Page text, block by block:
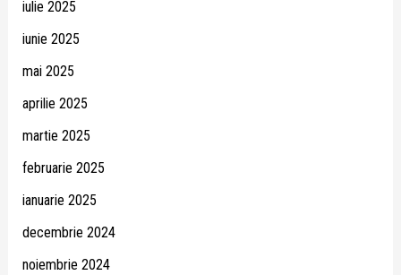
iulie 2025
iunie 2025
mai 2025
aprilie 2025
martie 2025
februarie 2025
ianuarie 2025
decembrie 2024
noiembrie 2024